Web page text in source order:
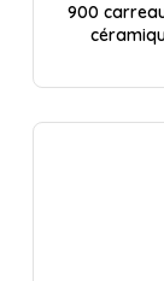
900